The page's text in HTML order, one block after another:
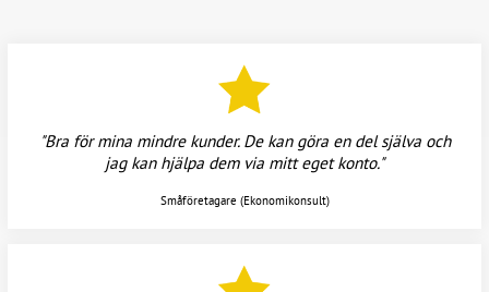
"Bra för mina mindre kunder. De kan göra en del själva och
jag kan hjälpa dem via mitt eget konto."
Småföretagare (Ekonomikonsult)